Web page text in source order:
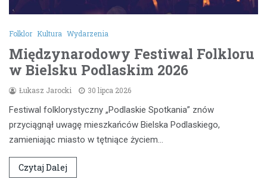
Folklor Kultura Wydarzenia
Międzynarodowy Festiwal Folkloru
w Bielsku Podlaskim 2026
Łukasz Jarocki 30 lipca 2026
Festiwal folklorystyczny „Podlaskie Spotkania” znów
przyciągnął uwagę mieszkańców Bielska Podlaskiego,
zamieniając miasto w tętniące życiem…
Czytaj Dalej